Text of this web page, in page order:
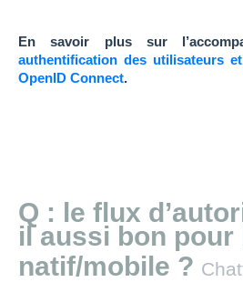
En savoir plus sur
authentification des utilisateurs
OpenID Connect.
Q : le flux
il aussi bon pour
natif/mobile ?